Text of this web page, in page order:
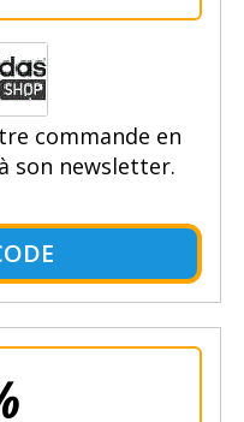
commande en
son newsletter.